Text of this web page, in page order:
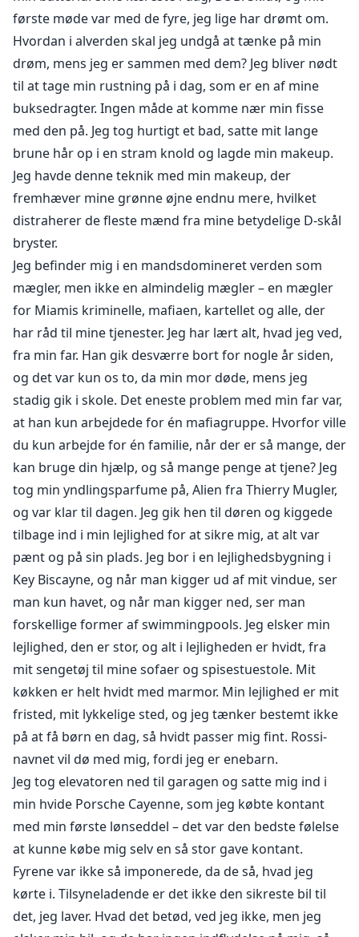
første møde var med de fyre, jeg lige har drømt om.
Hvordan i alverden skal jeg undgå at tænke på min
drøm, mens jeg er sammen med dem? Jeg bliver nødt
til at tage min rustning på i dag, som er en af mine
buksedragter. Ingen måde at komme nær min fisse
med den på. Jeg tog hurtigt et bad, satte mit lange
brune hår op i en stram knold og lagde min makeup.
Jeg havde denne teknik med min makeup, der
fremhæver mine grønne øjne endnu mere, hvilket
distraherer de fleste mænd fra mine betydelige D-skål
bryster.
Jeg befinder mig i en mandsdomineret verden som
mægler, men ikke en almindelig mægler – en mægler
for Miamis kriminelle, mafiaen, kartellet og alle, der
har råd til mine tjenester. Jeg har lært alt, hvad jeg ved,
fra min far. Han gik desværre bort for nogle år siden,
og det var kun os to, da min mor døde, mens jeg
stadig gik i skole. Det eneste problem med min far var,
at han kun arbejdede for én mafiagruppe. Hvorfor ville
du kun arbejde for én familie, når der er så mange, der
kan bruge din hjælp, og så mange penge at tjene? Jeg
tog min yndlingsparfume på, Alien fra Thierry Mugler,
og var klar til dagen. Jeg gik hen til døren og kiggede
tilbage ind i min lejlighed for at sikre mig, at alt var
pænt og på sin plads. Jeg bor i en lejlighedsbygning i
Key Biscayne, og når man kigger ud af mit vindue, ser
man kun havet, og når man kigger ned, ser man
forskellige former af swimmingpools. Jeg elsker min
lejlighed, den er stor, og alt i lejligheden er hvidt, fra
mit sengetøj til mine sofaer og spisestuestole. Mit
køkken er helt hvidt med marmor. Min lejlighed er mit
fristed, mit lykkelige sted, og jeg tænker bestemt ikke
på at få børn en dag, så hvidt passer mig fint. Rossi-
navnet vil dø med mig, fordi jeg er enebarn.
Jeg tog elevatoren ned til garagen og satte mig ind i
min hvide Porsche Cayenne, som jeg købte kontant
med min første lønseddel – det var den bedste følelse
at kunne købe mig selv en så stor gave kontant.
Fyrene var ikke så imponerede, da de så, hvad jeg
kørte i. Tilsyneladende er det ikke den sikreste bil til
det, jeg laver. Hvad det betød, ved jeg ikke, men jeg